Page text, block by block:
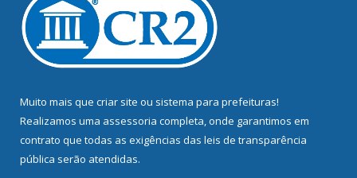
Muito mais que criar site ou sistema para prefeituras!
Realizamos uma assessoria completa, onde garantimos em
contrato que todas as exigências das leis de transparência
pública serão atendidas.